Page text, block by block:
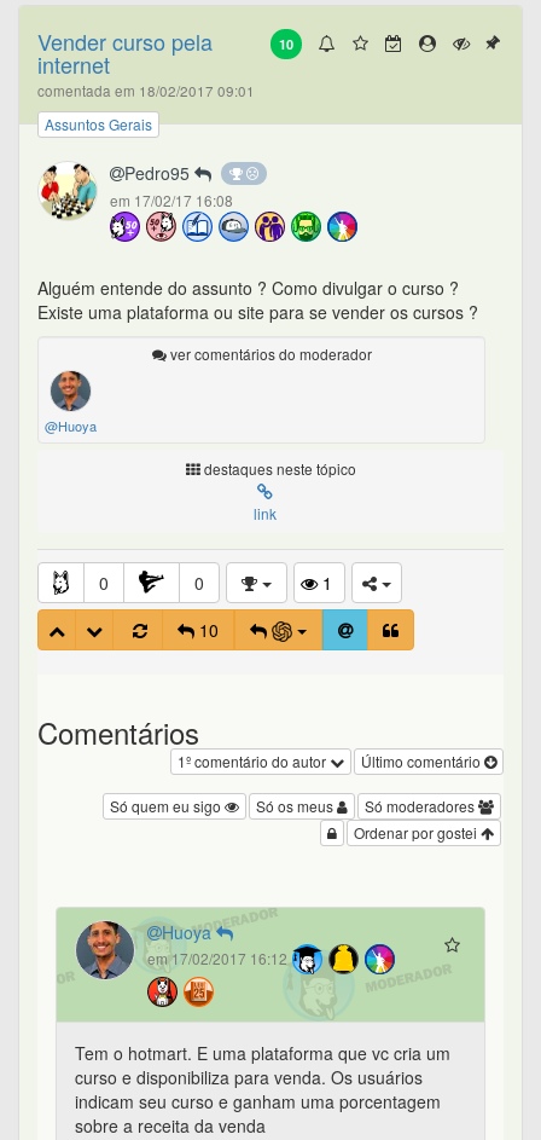
10
Vender curso pela
internet
comentada em 18/02/2017 09:01
Assuntos Gerais
Pedro95
em 17/02/17 16:08
Alguém entende do assunto ? Como divulgar o curso ?
Existe uma plataforma ou site para se vender os cursos ?
ver comentários do moderador
@Huoya
destaques neste tópico
link
0 0
1
10
Comentários
Último comentário
1º comentário do autor
Só moderadores
Só os meus
Só quem eu sigo
Ordenar por gostei
Huoya
em 17/02/2017 16:12
Tem o hotmart. E uma plataforma que vc cria um
curso e disponibiliza para venda. Os usuários
indicam seu curso e ganham uma porcentagem
sobre a receita da venda